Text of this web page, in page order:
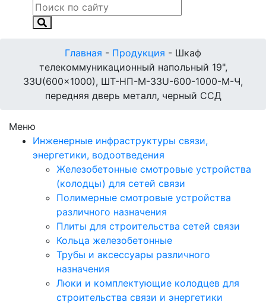
Главная - Продукция - Шкаф
телекоммуникационный напольный 19",
33U(600x1000), ШТ-НП-М-33U-600-1000-М-Ч,
передняя дверь металл, черный ССД
Меню
Инженерные инфраструктуры связи,
энергетики, водоотведения
Железобетонные смотровые устройства
(колодцы) для сетей связи
Полимерные смотровые устройства
различного назначения
Плиты для строительства сетей связи
Кольца железобетонные
Трубы и аксессуары различного
назначения
Люки и комплектующие колодцев для
строительства связи и энергетики